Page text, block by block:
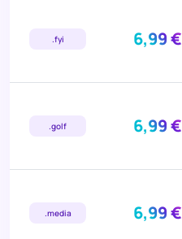
.fyi 6,99 €
.golf 6,99 €
.media 6,99 €